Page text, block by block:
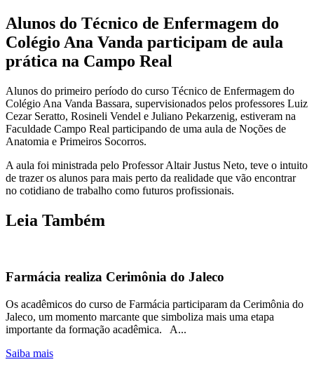
Alunos do Técnico de Enfermagem do
Colégio Ana Vanda participam de aula
prática na Campo Real
Alunos do primeiro período do curso Técnico de Enfermagem do
Colégio Ana Vanda Bassara, supervisionados pelos professores Luiz
Cezar Seratto, Rosineli Vendel e Juliano Pekarzenig, estiveram na
Faculdade Campo Real participando de uma aula de Noções de
Anatomia e Primeiros Socorros.
A aula foi ministrada pelo Professor Altair Justus Neto, teve o intuito
de trazer os alunos para mais perto da realidade que vão encontrar
no cotidiano de trabalho como futuros profissionais.
Leia Também
Farmácia realiza Cerimônia do Jaleco
Os acadêmicos do curso de Farmácia participaram da Cerimônia do
Jaleco, um momento marcante que simboliza mais uma etapa
importante da formação acadêmica. A...
Saiba mais